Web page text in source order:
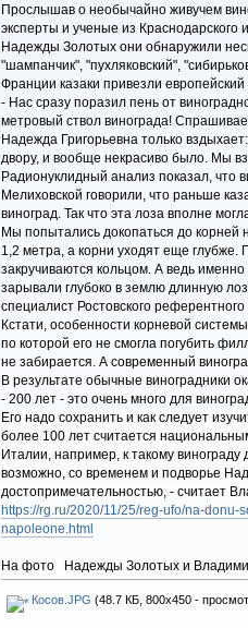
Прослышав о необычайно живучем
эксперты и ученые из Краснодарского
Надежды Золотых они обнаружили
"шампанчик", "пухляковский",
Франции казаки привезли европейский
- Нас сразу поразил пень от
метровый ствол винограда!
Надежда Григорьевна только
двору, и вообще некрасиво было. Мы
Радионуклидный анализ показал, что
Мелиховской говорили, что раньше
виноград. Так что эта лоза вполне
Мы попытались докопаться до корней
1,2 метра, а корни уходят еще
закручиваются кольцом. А ведь именно
зарывали глубоко в землю длинную
специалист Ростовского
Кстати, особенности корневой
по которой его не смогла погубить
не забирается. А современный
В результате обычные виноградники
- 200 лет - это очень много для
Его надо сохранить и как следует
более 100 лет считается
Италии, например, к такому винограду
возможно, со временем и подворье
достопримечательностью, - считает
https://rg.ru/2020/11/25/reg-ufo/na-
napoleone.html
На фото Надежды Золотых и
Косов.JPG (48.7 КБ, 800x450 -